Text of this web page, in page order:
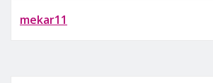
mekar11